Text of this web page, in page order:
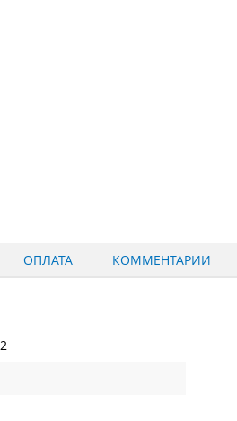
ОПЛАТА КОММЕНТАРИИ